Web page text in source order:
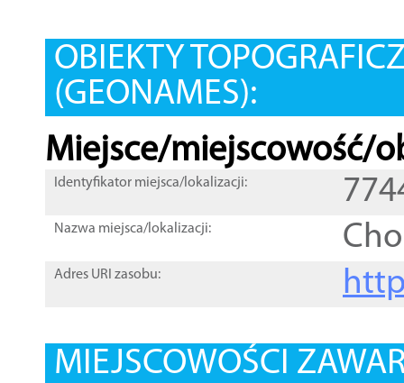
OBIEKTY
(GEONAMES):
Miejsce/miejscowość/
Identyfikator miejsca/lokalizacji:
Nazwa miejsca/lokalizacji:
Adres URI zasobu:
MIEJSCOWOŚCI